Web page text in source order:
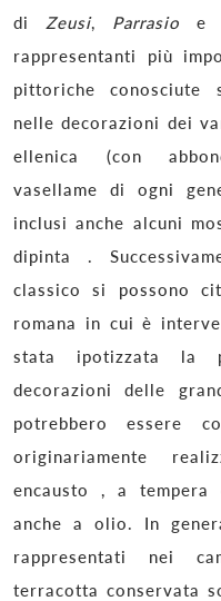
di
Zeusi, Parrasio e
rappresentanti più
pittoriche conosciute
nelle decorazioni dei
ellenica (con
vasellame di ogni
inclusi anche alcuni
dipinta .
classico si possono
romana in cui è
stata ipotizzata la
decorazioni delle
potrebbero essere
originariamente
encausto , a tempera
anche a olio. In
rappresentati nei
terracotta conservata